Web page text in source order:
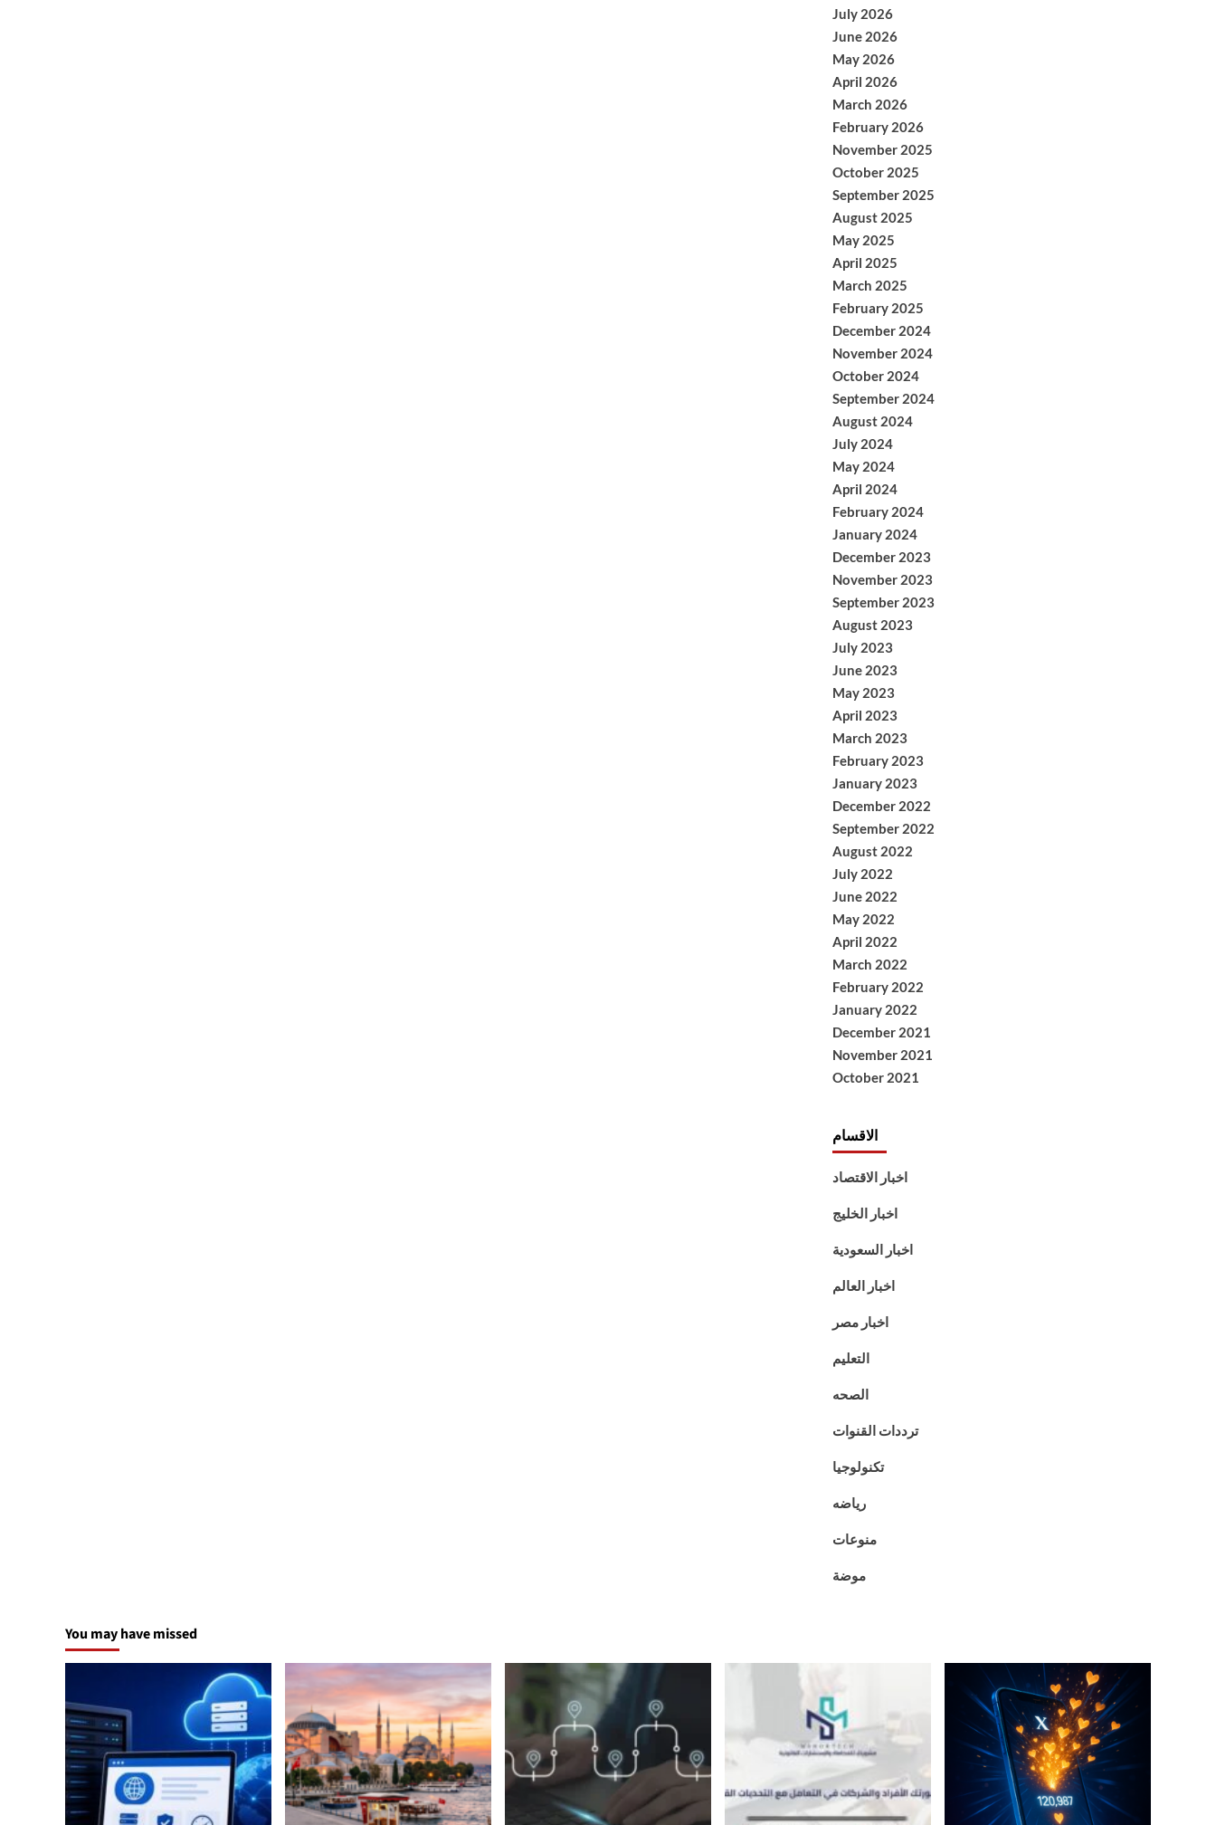
July 2026
June 2026
May 2026
April 2026
March 2026
February 2026
November 2025
October 2025
September 2025
August 2025
May 2025
April 2025
March 2025
February 2025
December 2024
November 2024
October 2024
September 2024
August 2024
July 2024
May 2024
April 2024
February 2024
January 2024
December 2023
November 2023
September 2023
August 2023
July 2023
June 2023
May 2023
April 2023
March 2023
February 2023
January 2023
December 2022
September 2022
August 2022
July 2022
June 2022
May 2022
April 2022
March 2022
February 2022
January 2022
December 2021
November 2021
October 2021
الاقسام
اخبار الاقتصاد
اخبار الخليج
اخبار السعودية
اخبار العالم
اخبار مصر
التعليم
الصحه
ترددات القنوات
تكنولوجيا
رياضه
منوعات
موضة
You may have missed